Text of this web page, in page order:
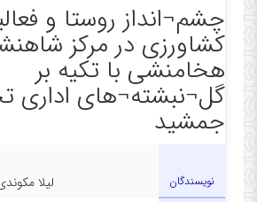
چشم¬انداز روستا و
کشاورزی در مرکز
هخامنشی با تکیه بر
گل¬نبشته¬های اداری
جمشید
نویسندگان لیلا